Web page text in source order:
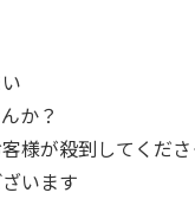
か？
様が殺到してくだ
います